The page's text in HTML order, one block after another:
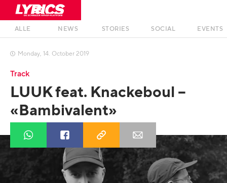
ALLE NEWS STORIES SOCIAL EVENTS
 Monday, 14. October 2019
Track
LUUK feat. Knackeboul –
«Bambivalent»